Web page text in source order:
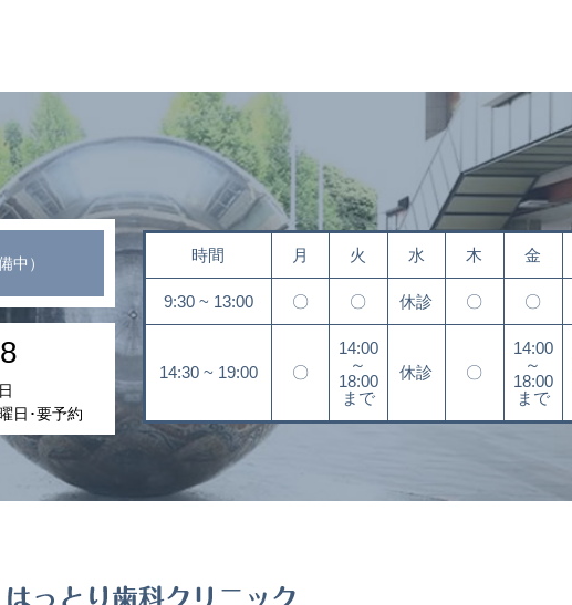
中）
日･要予約
時間 月 火 水 木 金
9:30 ~ 13:00 〇 〇 休診 〇 〇
14:30 ~ 19:00 〇
14:00
～
18:00
まで
休診 〇
14:00
～
18:00
まで